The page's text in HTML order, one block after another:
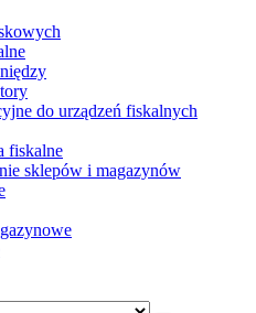
do urządzeń fiskalnych
fiskalne
sklepów i magazynów